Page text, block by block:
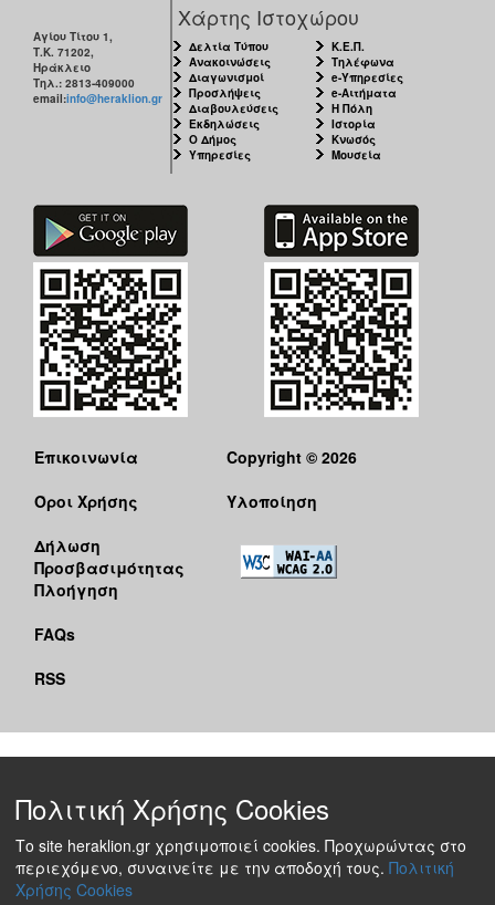
Αγίου Τίτου 1,
Τ.Κ. 71202,
Ηράκλειο
Τηλ.: 2813-409000
email:info@heraklion.gr
Χάρτης Ιστοχώρου
Δελτία Τύπου
Ανακοινώσεις
Διαγωνισμοί
Προσλήψεις
Διαβουλεύσεις
Εκδηλώσεις
Ο Δήμος
Υπηρεσίες
Κ.Ε.Π.
Τηλέφωνα
e-Υπηρεσίες
e-Αιτήματα
Η Πόλη
Ιστορία
Κνωσός
Μουσεία
Επικοινωνία
Όροι Χρήσης
Δήλωση
Προσβασιμότητας
Πλοήγηση
FAQs
RSS
Copyright © 2026
Υλοποίηση
Πολιτική Χρήσης Cookies
Το site heraklion.gr χρησιμοποιεί cookies. Προχωρώντας στο
περιεχόμενο, συναινείτε με την αποδοχή τους. Πολιτική
Χρήσης Cookies